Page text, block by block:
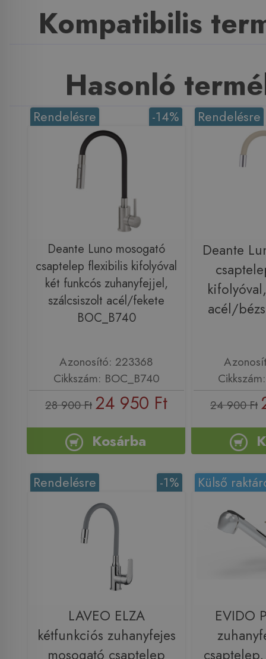
Kompatibilis
Hasonló
-14%
Rendelésre
Deante Luno mosogató
csaptelep flexibilis kifolyóval
két funkcós zuhanyfejjel,
szálcsiszolt acél/fekete
BOC_B740
Azonosító: 223368
Cikkszám: BOC_B740
28 900 Ft 24 950 Ft
Kosárba
Rendelésre
Deante
acél/
24 900 Ft
-1%
Rendelésre
LAVEO ELZA
kétfunkciós zuhanyfejes
Külső
EVIDO